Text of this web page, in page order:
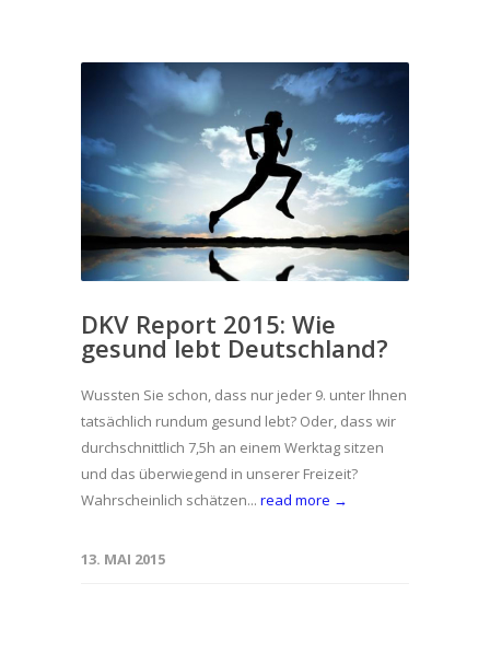
DKV Report 2015: Wie
gesund lebt Deutschland?
Wussten Sie schon, dass nur jeder 9. unter Ihnen
tatsächlich rundum gesund lebt? Oder, dass wir
durchschnittlich 7,5h an einem Werktag sitzen
und das überwiegend in unserer Freizeit?
Wahrscheinlich schätzen... read more →
13. MAI 2015